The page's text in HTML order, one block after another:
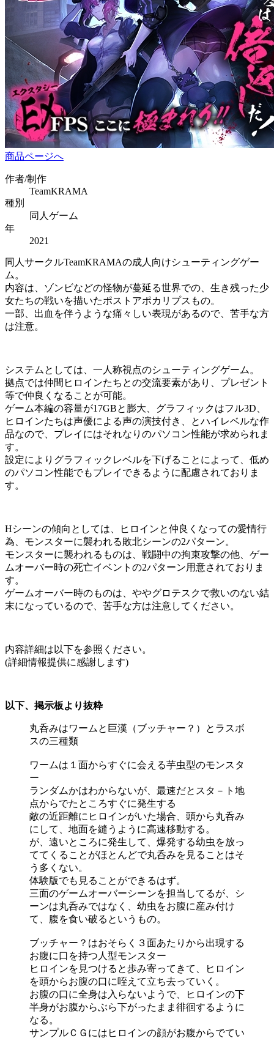
商品ページへ
作者/制作
TeamKRAMA
種別
同人ゲーム
年
2021
同人サークルTeamKRAMAの成人向けシューティングゲー
ム。
内容は、ゾンビなどの怪物が蔓延る世界での、生き残った少
女たちの戦いを描いたポストアポカリプスもの。
一部、出血を伴うような痛々しい表現があるので、苦手な方
は注意。
システムとしては、一人称視点のシューティングゲーム。
拠点では仲間ヒロインたちとの交流要素があり、プレゼント
等で仲良くなることが可能。
ゲーム本編の容量が17GBと膨大、グラフィックはフル3D、
ヒロインたちは声優による声の演技付き、とハイレベルな作
品なので、プレイにはそれなりのパソコン性能が求められま
す。
設定によりグラフィックレベルを下げることによって、低め
のパソコン性能でもプレイできるように配慮されておりま
す。
Hシーンの傾向としては、ヒロインと仲良くなっての愛情行
為、モンスターに襲われる敗北シーンの2パターン。
モンスターに襲われるものは、戦闘中の拘束攻撃の他、ゲー
ムオーバー時の死亡イベントの2パターン用意されておりま
す。
ゲームオーバー時のものは、ややグロテスクで救いのない結
末になっているので、苦手な方は注意してください。
内容詳細は以下を参照ください。
(詳細情報提供に感謝します)
以下、掲示板より抜粋
丸呑みはワームと巨漢（ブッチャー？）とラスボ
スの三種類
ワームは１面からすぐに会える芋虫型のモンスタ
ー
ランダムかはわからないが、最速だとスタ－ト地
点からでたところすぐに発生する
敵の近距離にヒロインがいた場合、頭から丸呑み
にして、地面を縫うように高速移動する。
が、遠いところに発生して、爆発する幼虫を放っ
ててくることがほとんどで丸呑みを見ることはそ
う多くない。
体験版でも見ることができるはず。
三面のゲームオーバーシーンを担当してるが、シ
ーンは丸呑みではなく、幼虫をお腹に産み付け
て、腹を食い破るというもの。
ブッチャー？はおそらく３面あたりから出現する
お腹に口を持つ人型モンスター
ヒロインを見つけると歩み寄ってきて、ヒロイン
を頭からお腹の口に咥えて立ち去っていく。
お腹の口に全身は入らないようで、ヒロインの下
半身がお腹からぶら下がったまま徘徊するように
なる。
サンプルＣＧにはヒロインの顔がお腹からでてい